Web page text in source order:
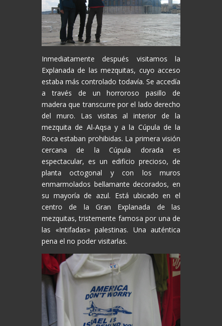
Inmediatamente después visitamos la
Explanada de las mezquitas, cuyo acceso
estaba más controlado todavía. Se accedía
a través de un horroroso pasillo de
madera que transcurre por el lado derecho
del muro. Las visitas al interior de la
mezquita de Al-Aqsa y a la Cúpula de la
Roca estaban prohibidas. La primera visión
cercana de la Cúpula dorada es
espectacular, es un edificio precioso, de
planta octogonal y con los muros
enmarmolados bellamante decorados, en
su mayoría de azul. Está ubicado en el
centro de la Gran Explanada de las
mezquitas, tristemente famosa por una de
las «Intifadas» palestinas. Una auténtica
pena el no poder visitarlas.